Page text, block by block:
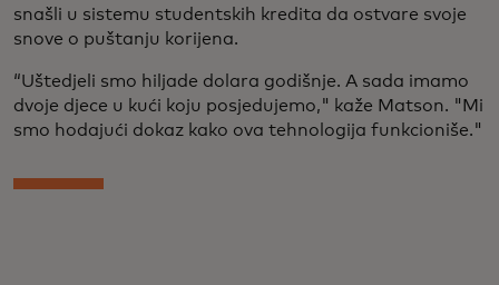
snašli u sistemu studentskih kredita da ostvare svoje
snove o puštanju korijena.
“Uštedjeli smo hiljade dolara godišnje. A sada imamo
dvoje djece u kući koju posjedujemo," kaže Matson. "Mi
smo hodajući dokaz kako ova tehnologija funkcioniše."